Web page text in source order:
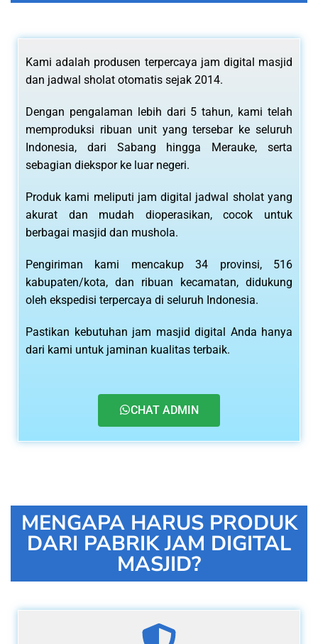
Kami adalah produsen terpercaya jam digital masjid
dan jadwal sholat otomatis sejak 2014.
Dengan pengalaman lebih dari 5 tahun, kami telah
memproduksi ribuan unit yang tersebar ke seluruh
Indonesia, dari Sabang hingga Merauke, serta
sebagian diekspor ke luar negeri.
Produk kami meliputi jam digital jadwal sholat yang
akurat dan mudah dioperasikan, cocok untuk
berbagai masjid dan mushola.
Pengiriman kami mencakup 34 provinsi, 516
kabupaten/kota, dan ribuan kecamatan, didukung
oleh ekspedisi terpercaya di seluruh Indonesia.
Pastikan kebutuhan jam masjid digital Anda hanya
dari kami untuk jaminan kualitas terbaik.
CHAT ADMIN
MENGAPA HARUS PRODUK
DARI PABRIK JAM DIGITAL
MASJID?